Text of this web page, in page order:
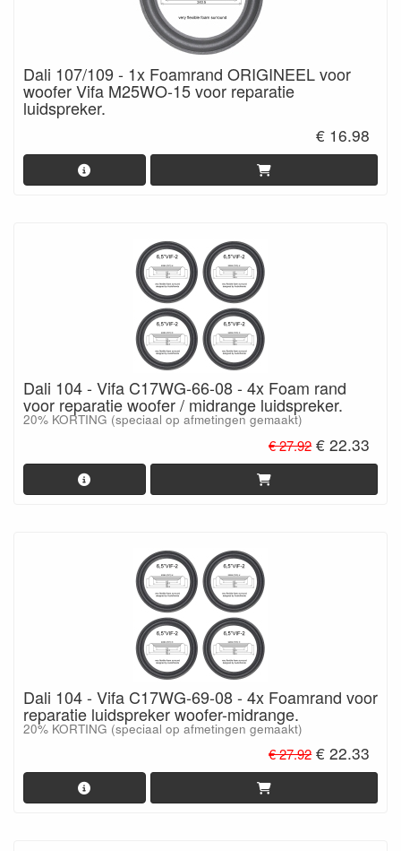
Dali 107/109 - 1x Foamrand ORIGINEEL voor
woofer Vifa M25WO-15 voor reparatie
luidspreker.
€ 16.98
Dali 104 - Vifa C17WG-66-08 - 4x Foam rand
voor reparatie woofer / midrange luidspreker.
20% KORTING (speciaal op afmetingen gemaakt)
€ 27.92 € 22.33
Dali 104 - Vifa C17WG-69-08 - 4x Foamrand voor
reparatie luidspreker woofer-midrange.
20% KORTING (speciaal op afmetingen gemaakt)
€ 27.92 € 22.33